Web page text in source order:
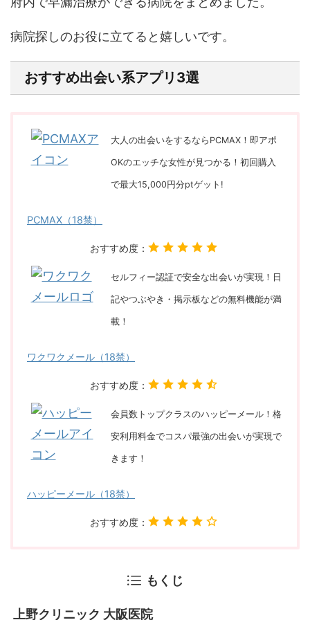
病院探しのお役に立てると嬉しいです。
おすすめ出会い系アプリ3選
大人の出会いをするならPCMAX！即アポ
OKのエッチな女性が見つかる！初回購入
で最大15,000円分ptゲット!
PCMAX（18禁）
おすすめ度：
セルフィー認証で安全な出会いが実現！日
記やつぶやき・掲示板などの無料機能が満
載！
ワクワクメール（18禁）
おすすめ度：
会員数トップクラスのハッピーメール！格
安利用料金でコスパ最強の出会いが実現で
きます！
ハッピーメール（18禁）
おすすめ度：
もくじ
上野クリニック 大阪医院